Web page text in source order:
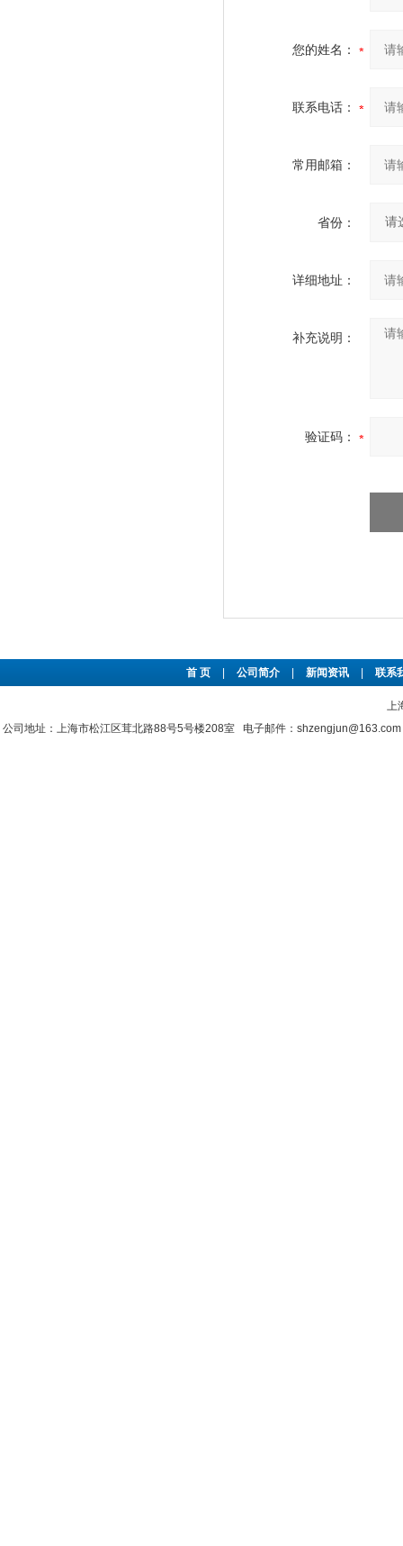
您的姓名：
联系电话：
常用邮箱：
省份：
详细地址：
补充说明：
验证码：
首 页 公司简介 新闻资讯 联系
上
公司地址：上海市松江区茸北路88号5号楼208室 电子邮件：